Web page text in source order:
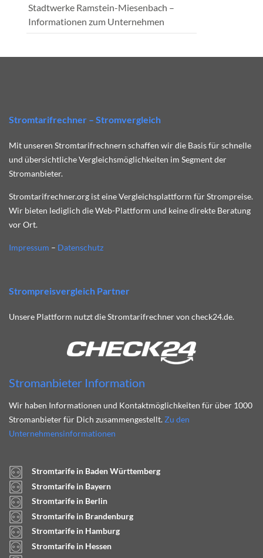
Stadtwerke Ramstein-Miesenbach –
Informationen zum Unternehmen
Stromtarifrechner – Stromvergleich
Mit unseren Stromtarifrechnern schaffen wir die Basis für schnelle
und übersichtliche Vergleichsmöglichkeiten im Segment der
Stromanbieter.
Stromtarifrechner.org ist eine Vergleichsplattform für Strompreise.
Wir bieten lediglich die Web-Plattform und keine direkte Beratung
vor Ort.
Impressum – Datenschutz
Strompreisvergleich Partner
Unsere Plattform nutzt die Stromtarifrechner von check24.de.
Stromanbieter Information
Wir haben Informationen und Kontaktmöglichkeiten für über 1000
Stromanbieter für Dich zusammengestellt. Zu den
Unternehmensinformationen
Stromtarife in Baden Württemberg
Stromtarife in Bayern
Stromtarife in Berlin
Stromtarife in Brandenburg
Stromtarife in Hamburg
Stromtarife in Hessen